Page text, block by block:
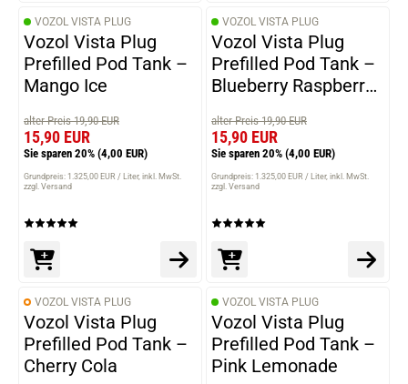
VOZOL VISTA PLUG
Vozol Vista Plug
Prefilled Pod Tank –
Mango Ice
alter Preis 19,90 EUR
15,90 EUR
Sie sparen 20% (4,00 EUR)
Grundpreis: 1.325,00 EUR / Liter inkl. MwSt.
zzgl. Versand
VOZOL VISTA PLUG
Vozol Vista Plug
Prefilled Pod Tank –
Blueberry Raspberry
alter Preis 19,90 EUR
15,90 EUR
Sie sparen 20% (4,00 EUR)
Grundpreis: 1.325,00 EUR / Liter inkl. MwSt.
zzgl. Versand
VOZOL VISTA PLUG
Vozol Vista Plug
Prefilled Pod Tank –
Cherry Cola
VOZOL VISTA PLUG
Vozol Vista Plug
Prefilled Pod Tank –
Pink Lemonade